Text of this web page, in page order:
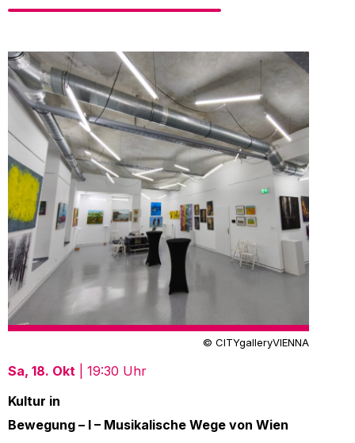
© CITYgalleryVIENNA
Sa, 18. Okt | 19:30 Uhr
Kultur in
Bewegung – I – Musikalische Wege von Wien